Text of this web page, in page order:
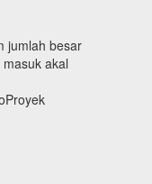
jumlah besar
akal